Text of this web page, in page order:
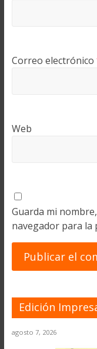
Correo electrónico
Web
Guarda mi
navegador para la
Edición
agosto 7, 2026